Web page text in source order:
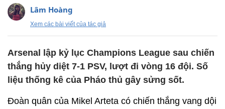
Lâm Hoàng
Xem các bài viết của tác giả
Arsenal lập kỷ lục Champions League sau chiến
thắng hủy diệt 7-1 PSV, lượt đi vòng 16 đội. Số
liệu thống kê của Pháo thủ gây sửng sốt.
Đoàn quân của Mikel Arteta có chiến thắng vang dội